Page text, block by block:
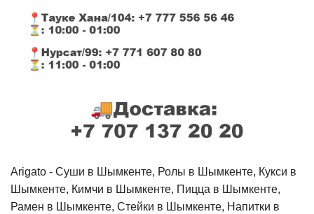
Arigato - Cуши в Шымкенте, Ролы в Шымкенте, Кукси в
Шымкенте, Кимчи в Шымкенте, Пицца в Шымкенте,
Рамен в Шымкенте, Стейки в Шымкенте, Напитки в